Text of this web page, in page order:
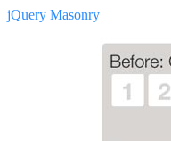
jQuery Masonry